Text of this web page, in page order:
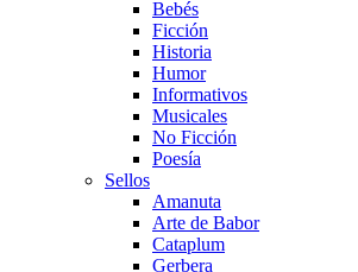
Bebés
Ficción
Historia
Humor
Informativos
Musicales
No Ficción
Poesía
Sellos
Amanuta
Arte de Babor
Cataplum
Gerbera